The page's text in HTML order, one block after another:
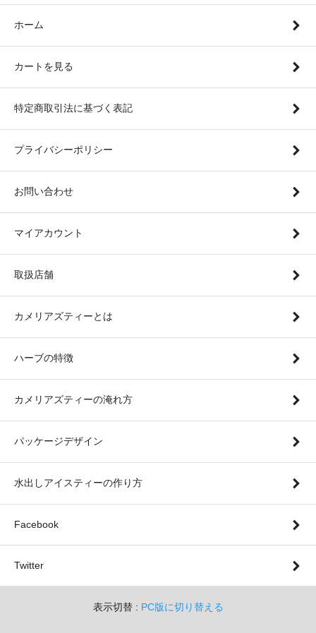
ホーム
カートを見る
特定商取引法に基づく表記
プライバシーポリシー
お問い合わせ
マイアカウント
取扱店舗
カメリアズティーとは
ハーブの特徴
カメリアズティーの淹れ方
パッケージデザイン
水出しアイスティーの作り方
Facebook
Twitter
表示切替 : PC版に切り替える